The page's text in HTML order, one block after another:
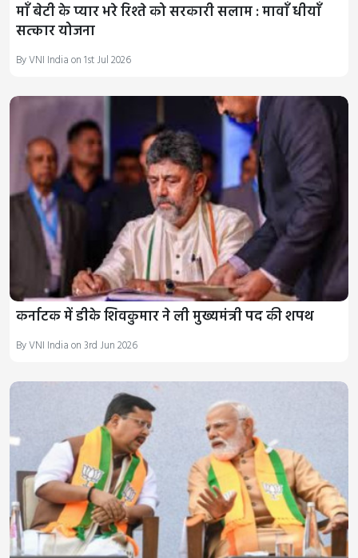
माँ बेटी के प्यार भरे रिश्ते को सरकारी सलाम : मावाँ धीयाँ
सत्कार योजना
By VNI India on 1st Jul 2026
कर्नाटक में डीके शिवकुमार ने ली मुख्यमंत्री पद की शपथ
By VNI India on 3rd Jun 2026